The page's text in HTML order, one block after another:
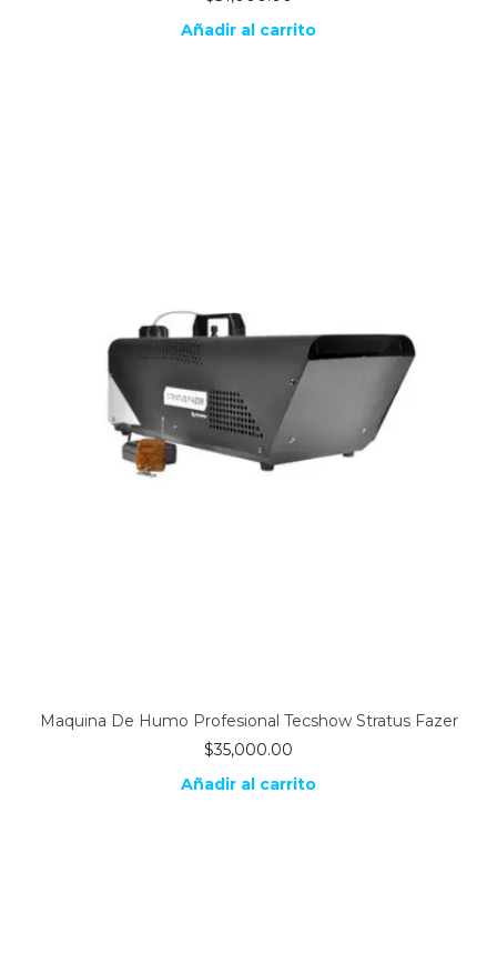
Añadir al carrito
Maquina De Humo Profesional Tecshow Stratus Fazer
$35,000.00
Añadir al carrito